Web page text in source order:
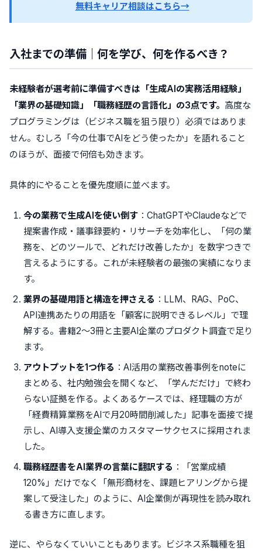
無料キャリア相談はこちら→
入社までの準備｜何を学び、何を作るべき？
未経験者が選考前に準備すべきは「生成AIの実務活用経験」
「業界の基礎知識」「職務経歴の言語化」の3点です。 高度な
プログラミングは（ビジネス職を狙う限り）必須ではありま
せん。むしろ「今の仕事でAIをどう使ったか」を語れること
のほうが、面接で何倍も効きます。
具体的にやることを優先度順に並べます。
今の業務で生成AIを使い倒す ：ChatGPTやClaudeなどで
提案書作成・議事録要約・リサーチを効率化し、「何の業
務を、どのツールで、どれだけ改善したか」を数字つきで
言えるようにする。これが未経験者の最強の実績になりま
す。
業界の基礎用語と構造を押さえる ：LLM、RAG、PoC、
API連携あたりの用語を「顧客に説明できるレベル」で理
解する。書籍2〜3冊と主要AI企業のプロダクト調査で足り
ます。
アウトプットを1つ作る ：AI活用の業務改善事例をnoteに
まとめる、社内勉強会を開くなど、「学んだだけ」で終わ
らない証拠を作る。よくあるケースでは、経理職の方が
「経費精算業務をAIで月20時間削減した」記事を面接で提
示し、AI導入支援企業のカスタマーサクセスに採用されま
した。
職務経歴書をAI業界の言葉に翻訳する ：「営業成績
120%」だけでなく「無形商材を、課題ヒアリングから提
案して受注した」のように、AI企業側が再現性を読み取れ
る書き方に直します。
逆に、やらなくていいこともあります。ビジネス系職種を狙